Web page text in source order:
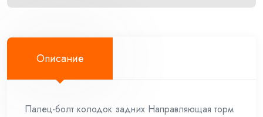
Описание
Палец-болт колодок задних Направляющая торм